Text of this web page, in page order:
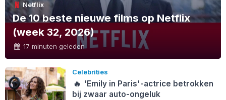
Netflix
De 10 beste nieuwe films op Netflix
(week 32, 2026)
17 minuten geleden
Celebrities
🔥 'Emily in Paris'-actrice betrokken
bij zwaar auto-ongeluk